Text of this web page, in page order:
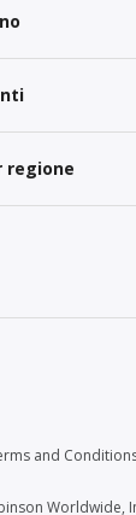
regione
and
Worldwide,